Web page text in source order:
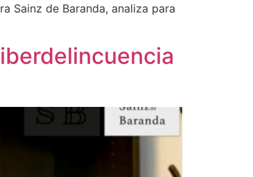
Sainz de Baranda, analiza para